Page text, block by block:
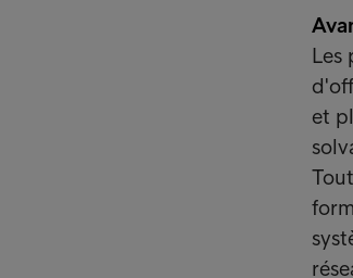
Les
et